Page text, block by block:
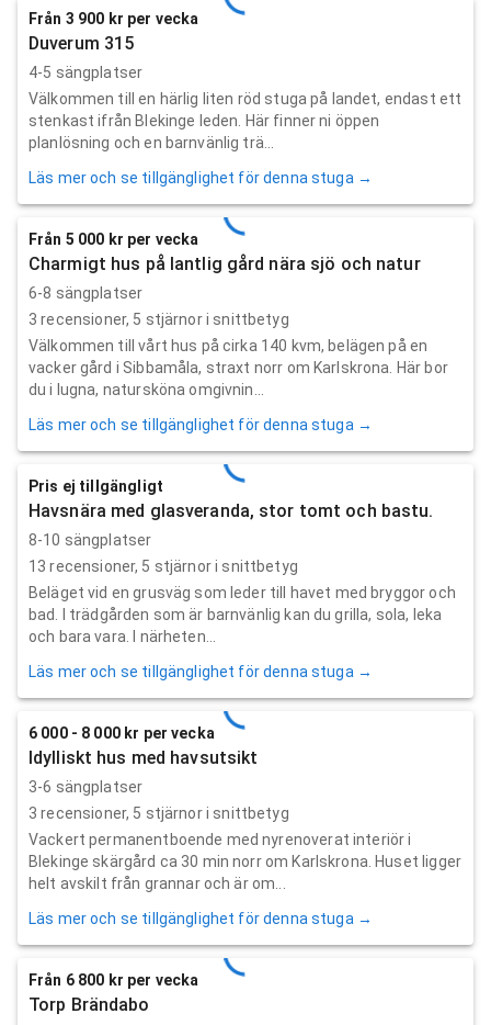
Från 3 900 kr per vecka
Duverum 315
4-5 sängplatser
Välkommen till en härlig liten röd stuga på landet, endast ett
stenkast ifrån Blekinge leden. Här finner ni öppen
planlösning och en barnvänlig trä...
Läs mer och se tillgänglighet för denna stuga →
Från 5 000 kr per vecka
Charmigt hus på lantlig gård nära sjö och natur
6-8 sängplatser
3 recensioner, 5 stjärnor i snittbetyg
Välkommen till vårt hus på cirka 140 kvm, belägen på en
vacker gård i Sibbamåla, straxt norr om Karlskrona. Här bor
du i lugna, natursköna omgivnin...
Läs mer och se tillgänglighet för denna stuga →
Pris ej tillgängligt
Havsnära med glasveranda, stor tomt och bastu.
8-10 sängplatser
13 recensioner, 5 stjärnor i snittbetyg
Beläget vid en grusväg som leder till havet med bryggor och
bad. I trädgården som är barnvänlig kan du grilla, sola, leka
och bara vara. I närheten...
Läs mer och se tillgänglighet för denna stuga →
6 000 - 8 000 kr per vecka
Idylliskt hus med havsutsikt
3-6 sängplatser
3 recensioner, 5 stjärnor i snittbetyg
Vackert permanentboende med nyrenoverat interiör i
Blekinge skärgård ca 30 min norr om Karlskrona. Huset ligger
helt avskilt från grannar och är om...
Läs mer och se tillgänglighet för denna stuga →
Från 6 800 kr per vecka
Torp Brändabo